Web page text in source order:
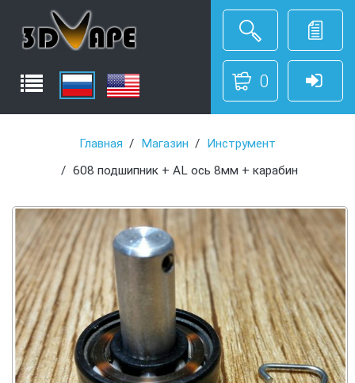
0
Главная Магазин
Инструмент
608 подшипник + AL ось 8мм + карабин